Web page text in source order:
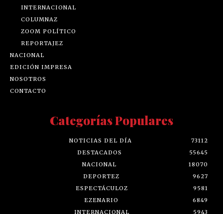
INTERNACIONAL
COLUMNAZ
ZOOM POLÍTICO
REPORTAJEZ
NACIONAL
EDICIÓN IMPRESA
NOSOTROS
CONTACTO
Categorías Populares
NOTICIAS DEL DÍA
73112
DESTACADOS
55645
NACIONAL
18070
DEPORTEZ
9627
ESPECTÁCULOZ
9581
EZENARIO
6849
INTERNACIONAL
5943